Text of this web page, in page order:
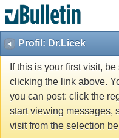
Profil: Dr.Licek
If this is your first visit,
clicking the link above.
you can post: click the
start viewing messages,
visit from the selection